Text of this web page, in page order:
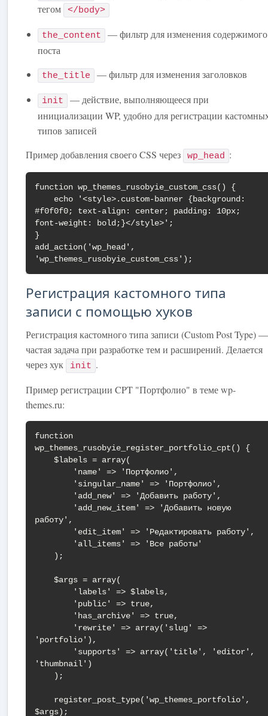
тегом
</body>
the_content
— фильтр для изменения содержимого
поста
the_title — фильтр для изменения заголовков
init
— действие, выполняющееся при
инициализации WP, удобно для регистрации
типов записей
Пример добавления своего CSS через
wp_head :
function wp_themes_rusobyie_custom_css() {
#f0f0f0; text-align: center; padding: 10px;
font-weight: bold;}</style>';
}
add_action('wp_head',
'wp_themes_rusobyie_custom_css');
Регистрация кастомного типа
записи с помощью хуков
Регистрация кастомного типа записи (Custom Post Type) —
частая задача при разработке тем и расширений. Делается
через хук
init .
Пример регистрации CPT "Портфолио" в теме wp-
themes.ru:
function
wp_themes_rusobyie_register_portfolio_cpt() {
работу',
'portfolio'),
'thumbnail')
$args);